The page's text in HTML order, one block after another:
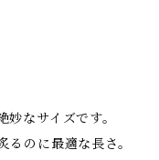
なサイズです。
のに最適な長さ。